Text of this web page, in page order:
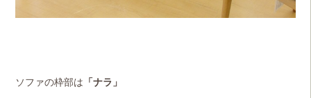
ソファの枠部は 「ナラ」